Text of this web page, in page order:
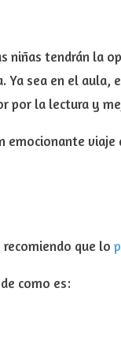
niñas tendrán la
Ya sea en el
por la lectura y
emocionante
recomiendo que lo
como es: